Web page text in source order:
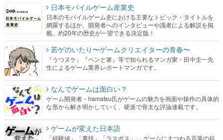
日本モバイルゲーム産業史
日本のモバイルゲーム史における主要なトピック・タイトルを
網羅するほか、開発者へのインタビューや識者による解説を掲
載。約20年の歴史が一望できる決定版！
若ゲのいたり〜ゲームクリエイターの青春〜
『うつヌケ』『ペンと箸』等で知られるマンガ家・田中圭一先
生によるゲーム業界レポートマンガです。
なんでゲームは面白い？
ゲーム開発者・hamatsu氏がゲームの魅力を画面や操作の具体的
な形から解き明かしていく、硬派で骨太な評論連載です。
ゲームが変えた日本語
「経験値」「裏技」「ラスボス」… ゲームにまつわる言葉の起